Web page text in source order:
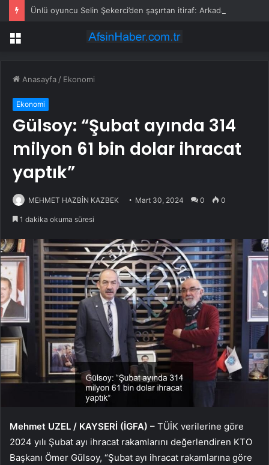
Menü
Anasayfa / Ekonomi
Ekonomi
Gülsoy: “Şubat ayında 314
milyon 61 bin dolar ihracat
yaptık”
MEHMET HAZBİN KAZBEK Mart 30, 2024 0 0
1 dakika okuma süresi
Mehmet UZEL / KAYSERİ (İGFA) – TÜİK verilerine göre
2024 yılı Şubat ayı ihracat rakamlarını değerlendiren KTO
Başkanı Ömer Gülsoy, “Şubat ayı ihracat rakamlarına göre